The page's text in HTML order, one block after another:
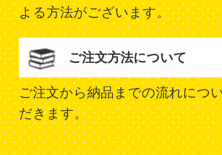
よる方法がございます。
ご注文方法について
ご注文から納品までの流れにつ
だきます。